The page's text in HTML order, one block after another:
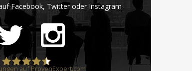
Facebook, Twitter oder Instagram
auf ProvenExpert.com